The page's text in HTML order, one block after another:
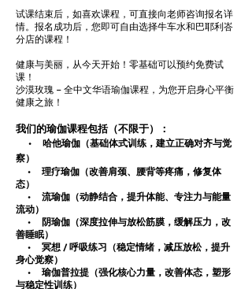
试课结束后，如喜欢课程，可直接向老师咨询报名详
情。报名成功后，您即可自由选择牛车水和巴耶利峇
分店的课程！
健康与美丽，从今天开始！零基础可以预约免费试
课！
沙漠玫瑰 – 全中文华语瑜伽课程，为您开启身心平衡
健康之旅！
我们的瑜伽课程包括（不限于）：
• 哈他瑜伽（基础体式训练，建立正确对齐与觉
察）
• 理疗瑜伽（改善肩颈、腰背等疼痛，修复体
态）
• 流瑜伽（动静结合，提升体能、专注力与能量
流动）
• 阴瑜伽（深度拉伸与放松筋膜，缓解压力，改
善睡眠）
• 冥想 / 呼吸练习（稳定情绪，减压放松，提升
身心觉察）
• 瑜伽普拉提（强化核心力量，改善体态，塑形
与稳定性训练）